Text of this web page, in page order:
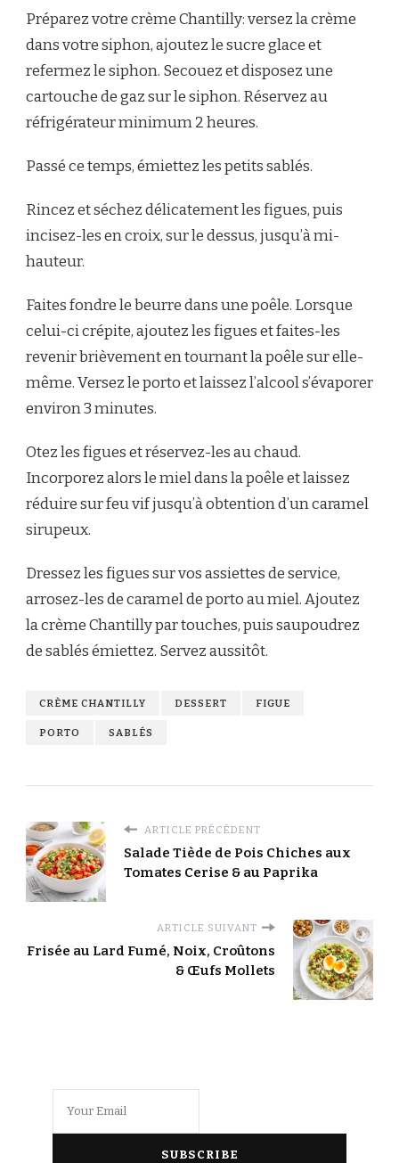
Préparez votre crème Chantilly: versez la crème
dans votre siphon, ajoutez le sucre glace et
refermez le siphon. Secouez et disposez une
cartouche de gaz sur le siphon. Réservez au
réfrigérateur minimum 2 heures.
Passé ce temps, émiettez les petits sablés.
Rincez et séchez délicatement les figues, puis
incisez-les en croix, sur le dessus, jusqu’à mi-
hauteur.
Faites fondre le beurre dans une poêle. Lorsque
celui-ci crépite, ajoutez les figues et faites-les
revenir brièvement en tournant la poêle sur elle-
même. Versez le porto et laissez l’alcool s’évaporer
environ 3 minutes.
Otez les figues et réservez-les au chaud.
Incorporez alors le miel dans la poêle et laissez
réduire sur feu vif jusqu’à obtention d’un caramel
sirupeux.
Dressez les figues sur vos assiettes de service,
arrosez-les de caramel de porto au miel. Ajoutez
la crème Chantilly par touches, puis saupoudrez
de sablés émiettez. Servez aussitôt.
CRÈME CHANTILLY DESSERT FIGUE
PORTO SABLÉS
ARTICLE PRÉCÉDENT
Salade Tiède de Pois Chiches aux
Tomates Cerise & au Paprika
ARTICLE SUIVANT
Frisée au Lard Fumé, Noix, Croûtons
& Œufs Mollets